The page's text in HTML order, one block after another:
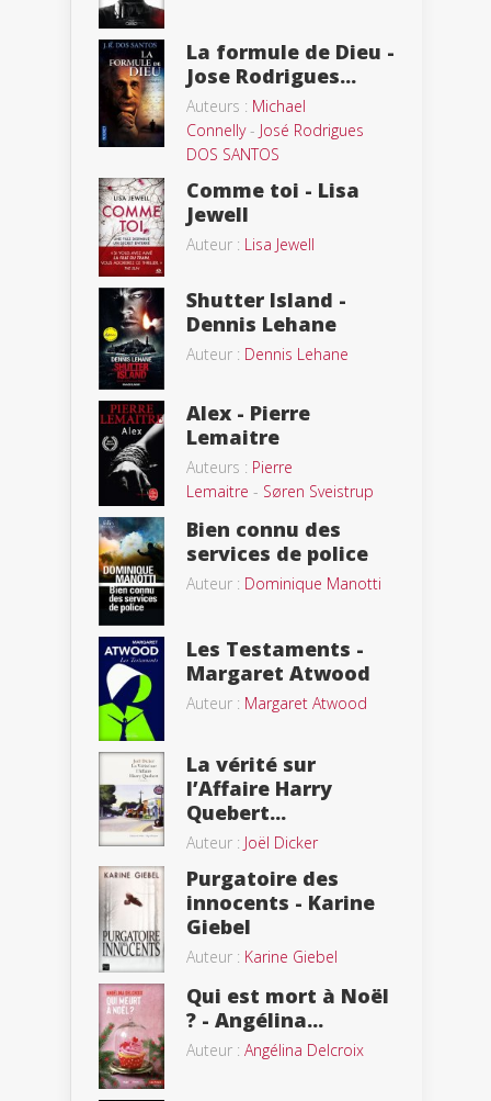
La formule de Dieu -
Jose Rodrigues...
Auteurs : Michael
Connelly- José Rodrigues
DOS SANTOS
Comme toi - Lisa
Jewell
Auteur : Lisa Jewell
Shutter Island -
Dennis Lehane
Auteur : Dennis Lehane
Alex - Pierre
Lemaitre
Auteurs : Pierre
Lemaitre - Søren Sveistrup
Bien connu des
services de police
Auteur : Dominique Manotti
Les Testaments -
Margaret Atwood
Auteur : Margaret Atwood
La vérité sur
l’Affaire Harry
Quebert...
Auteur : Joël Dicker
Purgatoire des
innocents - Karine
Giebel
Auteur : Karine Giebel
Qui est mort à Noël
? - Angélina...
Auteur : Angélina Delcroix